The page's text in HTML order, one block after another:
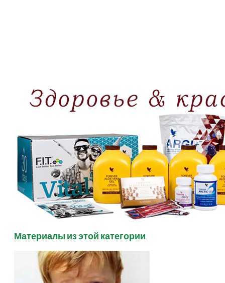
Материалы из этой категории